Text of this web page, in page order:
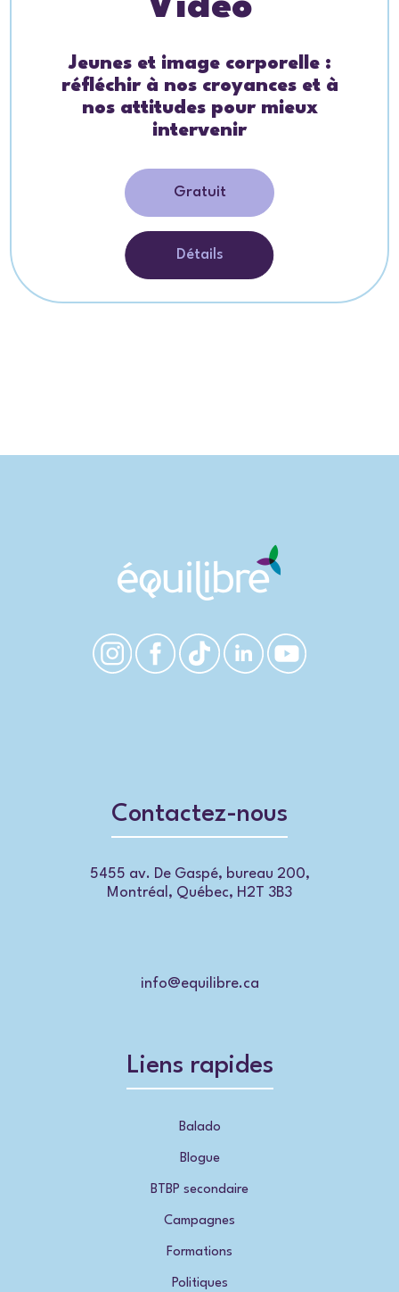
Jeunes et image corporelle :
réfléchir à nos croyances et à
nos attitudes pour mieux
intervenir
Gratuit
Détails
Contactez-nous
5455 av. De Gaspé, bureau 200,
Montréal, Québec, H2T 3B3
info@equilibre.ca
Liens rapides
Balado
Blogue
BTBP secondaire
Campagnes
Formations
Politiques